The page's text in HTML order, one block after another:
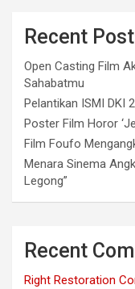
Recent
Open Casting Film
Sahabatmu
Pelantikan ISMI DKI
Poster Film Horor
Film Foufo
Menara Sinema
Legong”
Recent
Right Restoration